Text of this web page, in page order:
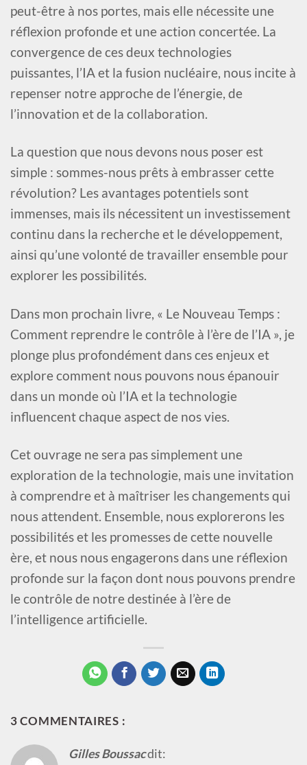
peut-être à nos portes, mais elle nécessite une
réflexion profonde et une action concertée. La
convergence de ces deux technologies
puissantes, l’IA et la fusion nucléaire, nous incite à
repenser notre approche de l’énergie, de
l’innovation et de la collaboration.
La question que nous devons nous poser est
simple : sommes-nous prêts à embrasser cette
révolution? Les avantages potentiels sont
immenses, mais ils nécessitent un investissement
continu dans la recherche et le développement,
ainsi qu’une volonté de travailler ensemble pour
explorer les possibilités.
Dans mon prochain livre, « Le Nouveau Temps :
Comment reprendre le contrôle à l’ère de l’IA », je
plonge plus profondément dans ces enjeux et
explore comment nous pouvons nous épanouir
dans un monde où l’IA et la technologie
influencent chaque aspect de nos vies.
Cet ouvrage ne sera pas simplement une
exploration de la technologie, mais une invitation
à comprendre et à maîtriser les changements qui
nous attendent. Ensemble, nous explorerons les
possibilités et les promesses de cette nouvelle
ère, et nous nous engagerons dans une réflexion
profonde sur la façon dont nous pouvons prendre
le contrôle de notre destinée à l’ère de
l’intelligence artificielle.
3 COMMENTAIRES :
Gilles Boussacdit: